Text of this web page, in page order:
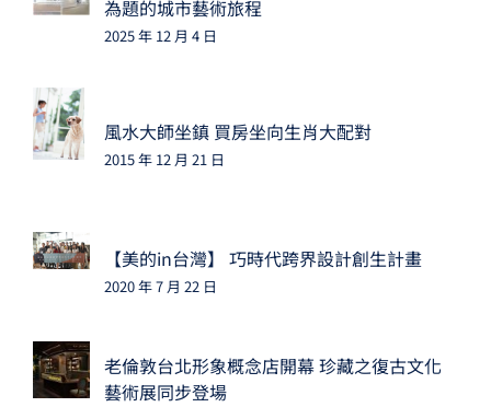
為題的城市藝術旅程
2025 年 12 月 4 日
風水大師坐鎮 買房坐向生肖大配對
2015 年 12 月 21 日
【美的in台灣】 巧時代跨界設計創生計畫
2020 年 7 月 22 日
老倫敦台北形象概念店開幕 珍藏之復古文化
藝術展同步登場